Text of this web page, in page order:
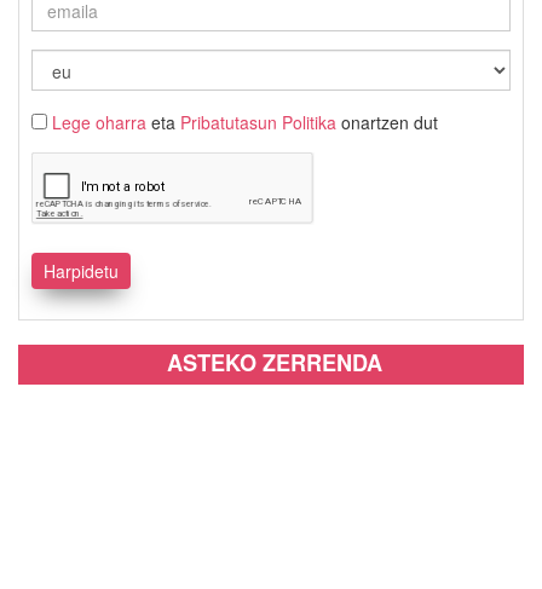
Lege oharra eta Pribatutasun Politika onartzen dut
ASTEKO ZERRENDA